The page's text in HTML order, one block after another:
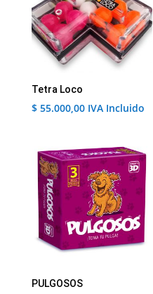
Tetra Loco
$55.000,00 IVA Incluido
PULGOSOS